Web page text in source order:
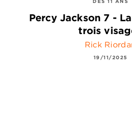
Percy Jackson 7 -
trois
Rick
19/11/2025